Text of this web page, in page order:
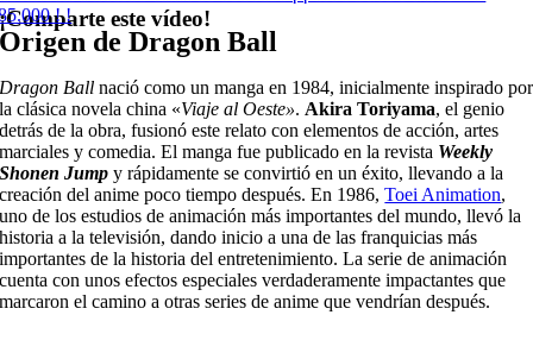
¡Comparte este vídeo!
! !
Origen de Dragon Ball
Dragon Ball nació como un manga en 1984, inicialmente inspirado por
la clásica novela china «Viaje al Oeste». Akira Toriyama, el genio
detrás de la obra, fusionó este relato con elementos de acción, artes
marciales y comedia. El manga fue publicado en la revista Weekly
Shonen Jump y rápidamente se convirtió en un éxito, llevando a la
creación del anime poco tiempo después. En 1986,Toei Animation,
uno de los estudios de animación más importantes del mundo, llevó la
historia a la televisión, dando inicio a una de las franquicias más
importantes de la historia del entretenimiento. La serie de animación
cuenta con unos efectos especiales verdaderamente impactantes que
marcaron el camino a otras series de anime que vendrían después.